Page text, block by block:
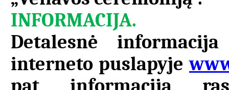
INFORMACIJA.
Detalesnė
interneto puslapyje